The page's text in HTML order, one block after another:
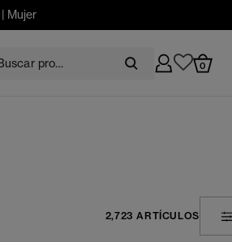
| Mujer
0
2,723 ARTÍCULOS